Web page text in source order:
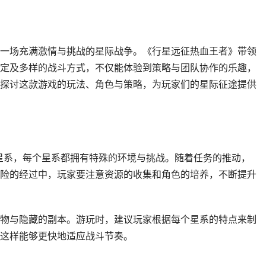
场充满激情与挑战的星际战争。《行星远征热血王者》带领
多样的战斗方式，不仅能体验到策略与团队协作的乐趣，
讨这款游戏的玩法、角色与策略，为玩家们的星际征途提供
，每个星系都拥有特殊的环境与挑战。随着任务的推动，
的经过中，玩家要注意资源的收集和角色的培养，不断提升
与隐藏的副本。游玩时，建议玩家根据每个星系的特点来制
样能够更快地适应战斗节奏。